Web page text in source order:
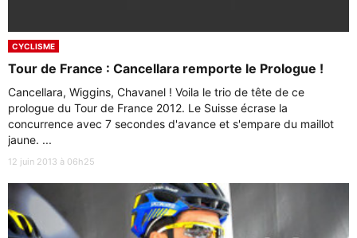
CYCLISME
Tour de France : Cancellara remporte le Prologue !
Cancellara, Wiggins, Chavanel ! Voila le trio de tête de ce
prologue du Tour de France 2012. Le Suisse écrase la
concurrence avec 7 secondes d'avance et s'empare du maillot
jaune. ...
12 juin 2013 à 06h25